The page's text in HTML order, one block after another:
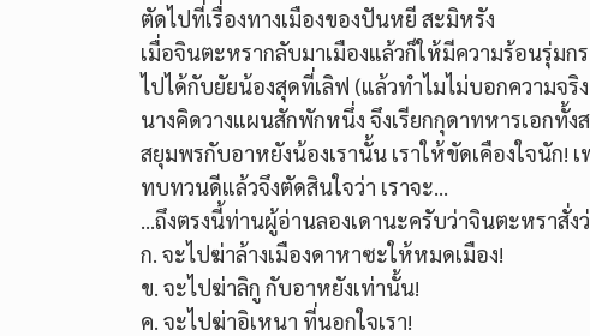
ตัดไปที่เรื่องทางเมืองของปันหยี สะมิหรัง
เมื่อจินตะหรากลับมาเมืองแล้วก็ให้มีความร้อนรุ่มก
ไปได้กับยัยน้องสุดที่เลิฟ (แล้วทำไมไม่บอกความจริ
นางคิดวางแผนสักพักหนึ่ง จึงเรียกกุดาทหารเอกทั้ง
สยุมพรกับอาหยังน้องเรานั้น เราให้ขัดเคืองใจนัก!
ทบทวนดีแล้วจึงตัดสินใจว่า เราจะ…
…ถึงตรงนี้ท่านผู้อ่านลองเดานะครับว่าจินตะหราสั่ง
ก. จะไปฆ่าล้างเมืองดาหาซะให้หมดเมือง!
ข. จะไปฆ่าลิกู กับอาหยังเท่านั้น!
ค. จะไปฆ่าอิเหนา ที่นอกใจเรา!